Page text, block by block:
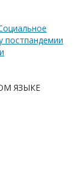
постпандемии
ЯЗЫКЕ